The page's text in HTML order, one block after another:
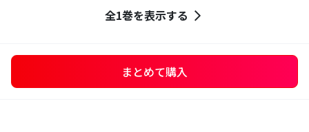
全1巻を表示する
まとめて購入